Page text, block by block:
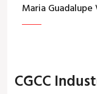
Maria Guadalupe
CGCC